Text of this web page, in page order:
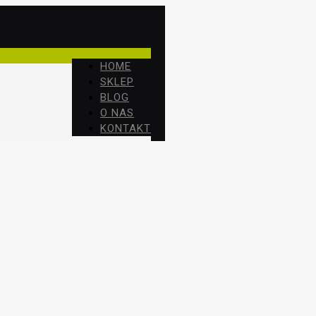
HOME
SKLEP
BLOG
O NAS
KONTAKT